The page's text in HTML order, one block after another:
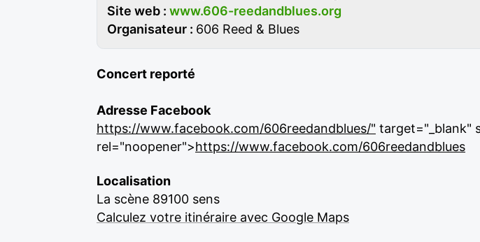
Site web : www.606-reedandblues.org
Organisateur : 606 Reed & Blues
Concert reporté
Adresse Facebook
https://www.facebook.com/606reedandblues/" target="_blank"
rel="noopener">https://www.facebook.com/606reedandblues
Localisation
La scène 89100 sens
Calculez votre itinéraire avec Google Maps